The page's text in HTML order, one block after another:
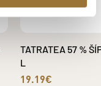
TATRATEA 57 %
L
19.19€